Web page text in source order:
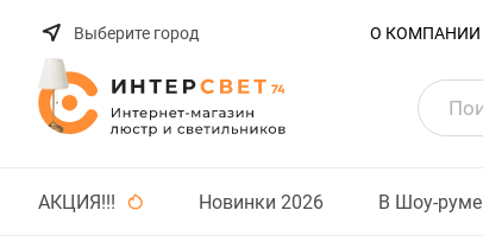
Выберите город О КОМПАНИИ
АКЦИЯ!!! Новинки 2026 В Шоу-руме